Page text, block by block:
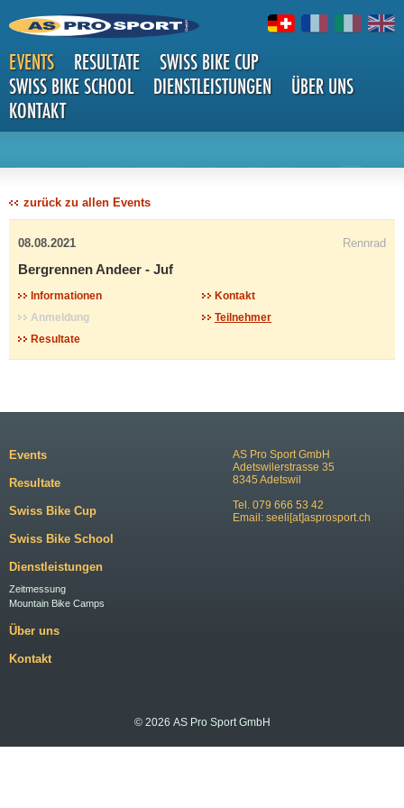
EVENTS RESULTATE
SWISS BIKE CUP
SWISS BIKE SCHOOL
DIENSTLEISTUNGEN
ÜBER UNS
KONTAKT
DETAILS
zurück zu allen Events
08.08.2021 Rennrad
Bergrennen Andeer - Juf
Informationen
Kontakt
Anmeldung
Teilnehmer
Resultate
AS Pro Sport GmbH
Adetswilerstrasse 35
8345 Adetswil
Tel. 079 666 53 42
Email: seeli[at]asprosport.ch
Events
Resultate
Swiss Bike Cup
Swiss Bike School
Dienstleistungen
Zeitmessung
Mountain Bike Camps
Über uns
Kontakt
© 2026 AS Pro Sport GmbH